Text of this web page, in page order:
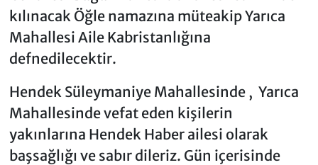
kılınacak Öğle namazına müteakip Yarıca
Mahallesi Aile Kabristanlığına
defnedilecektir.
Hendek Süleymaniye Mahallesinde , Yarıca
Mahallesinde vefat eden kişilerin
yakınlarına Hendek Haber ailesi olarak
başsağlığı ve sabır dileriz. Gün içerisinde